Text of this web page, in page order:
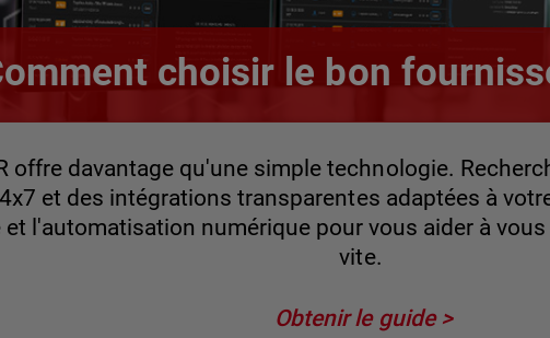
choisir le bon
offre davantage qu'une simple technologie.
et des intégrations transparentes adaptées à
l'automatisation numérique pour vous aider à
vite.
Obtenir le guide